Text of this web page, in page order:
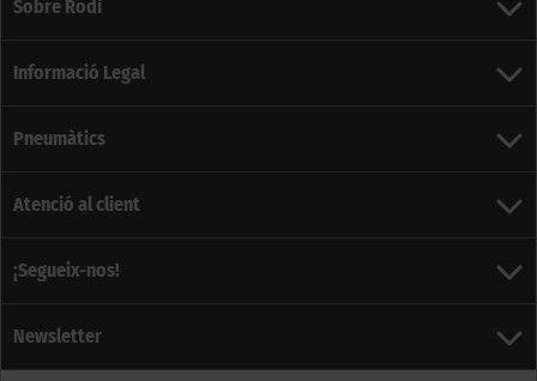
Sobre Rodi
Informació Legal
Pneumàtics
Atenció al client
¡Segueix-nos!
Newsletter